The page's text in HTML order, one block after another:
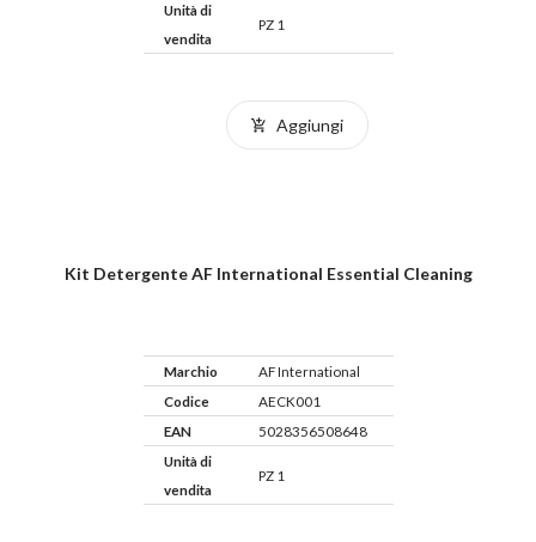
Unità di
vendita
PZ 1
Aggiungi
Kit Detergente AF International Essential Cleaning
Marchio
AF International
Codice
AECK001
EAN
5028356508648
Unità di
vendita
PZ 1